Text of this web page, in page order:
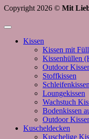
Copyright 2026 © Mit
Kissen
Kissen mit
Kissenhüllen
Outdoor
Stoffkissen
Schleifenkissen
Loungekissen
Wachstuch
Bodenkissen
Outdoor
Kuscheldecken
Kuschelige